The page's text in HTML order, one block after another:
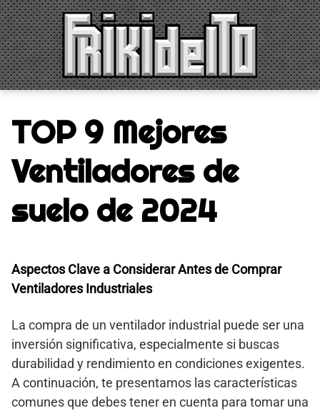
Saltar
al
contenido
TOP 9 Mejores
Ventiladores de
suelo de 2024
Aspectos Clave a Considerar Antes de Comprar
Ventiladores Industriales
La compra de un ventilador industrial puede ser una
inversión significativa, especialmente si buscas
durabilidad y rendimiento en condiciones exigentes.
A continuación, te presentamos las características
comunes que debes tener en cuenta para tomar una